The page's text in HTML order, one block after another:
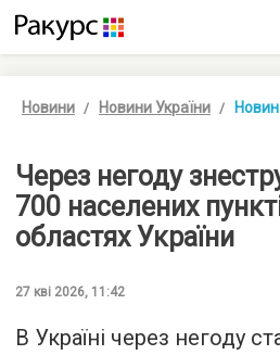
Новини Новини України
Через негоду
700 населених
областях України
27 кві 2026, 11:42
В Україні через негоду